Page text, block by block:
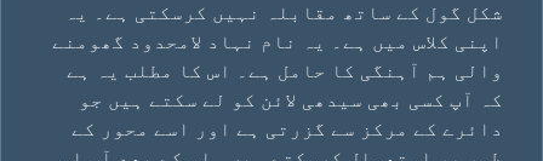
شکل گول کے ساتھ مقابلہ نہیں کرسکتی ہے۔ یہ
اپنی کلاس میں ہے۔ یہ نام نہاد لامحدود گھومنے
والی ہم آہنگی کا حامل ہے۔ اس کا مطلب یہ ہے
کہ آپ کسی بھی سیدھی لائن کو لے سکتے ہیں جو
دائرے کے مرکز سے گزرتی ہے اور اسے محور کے